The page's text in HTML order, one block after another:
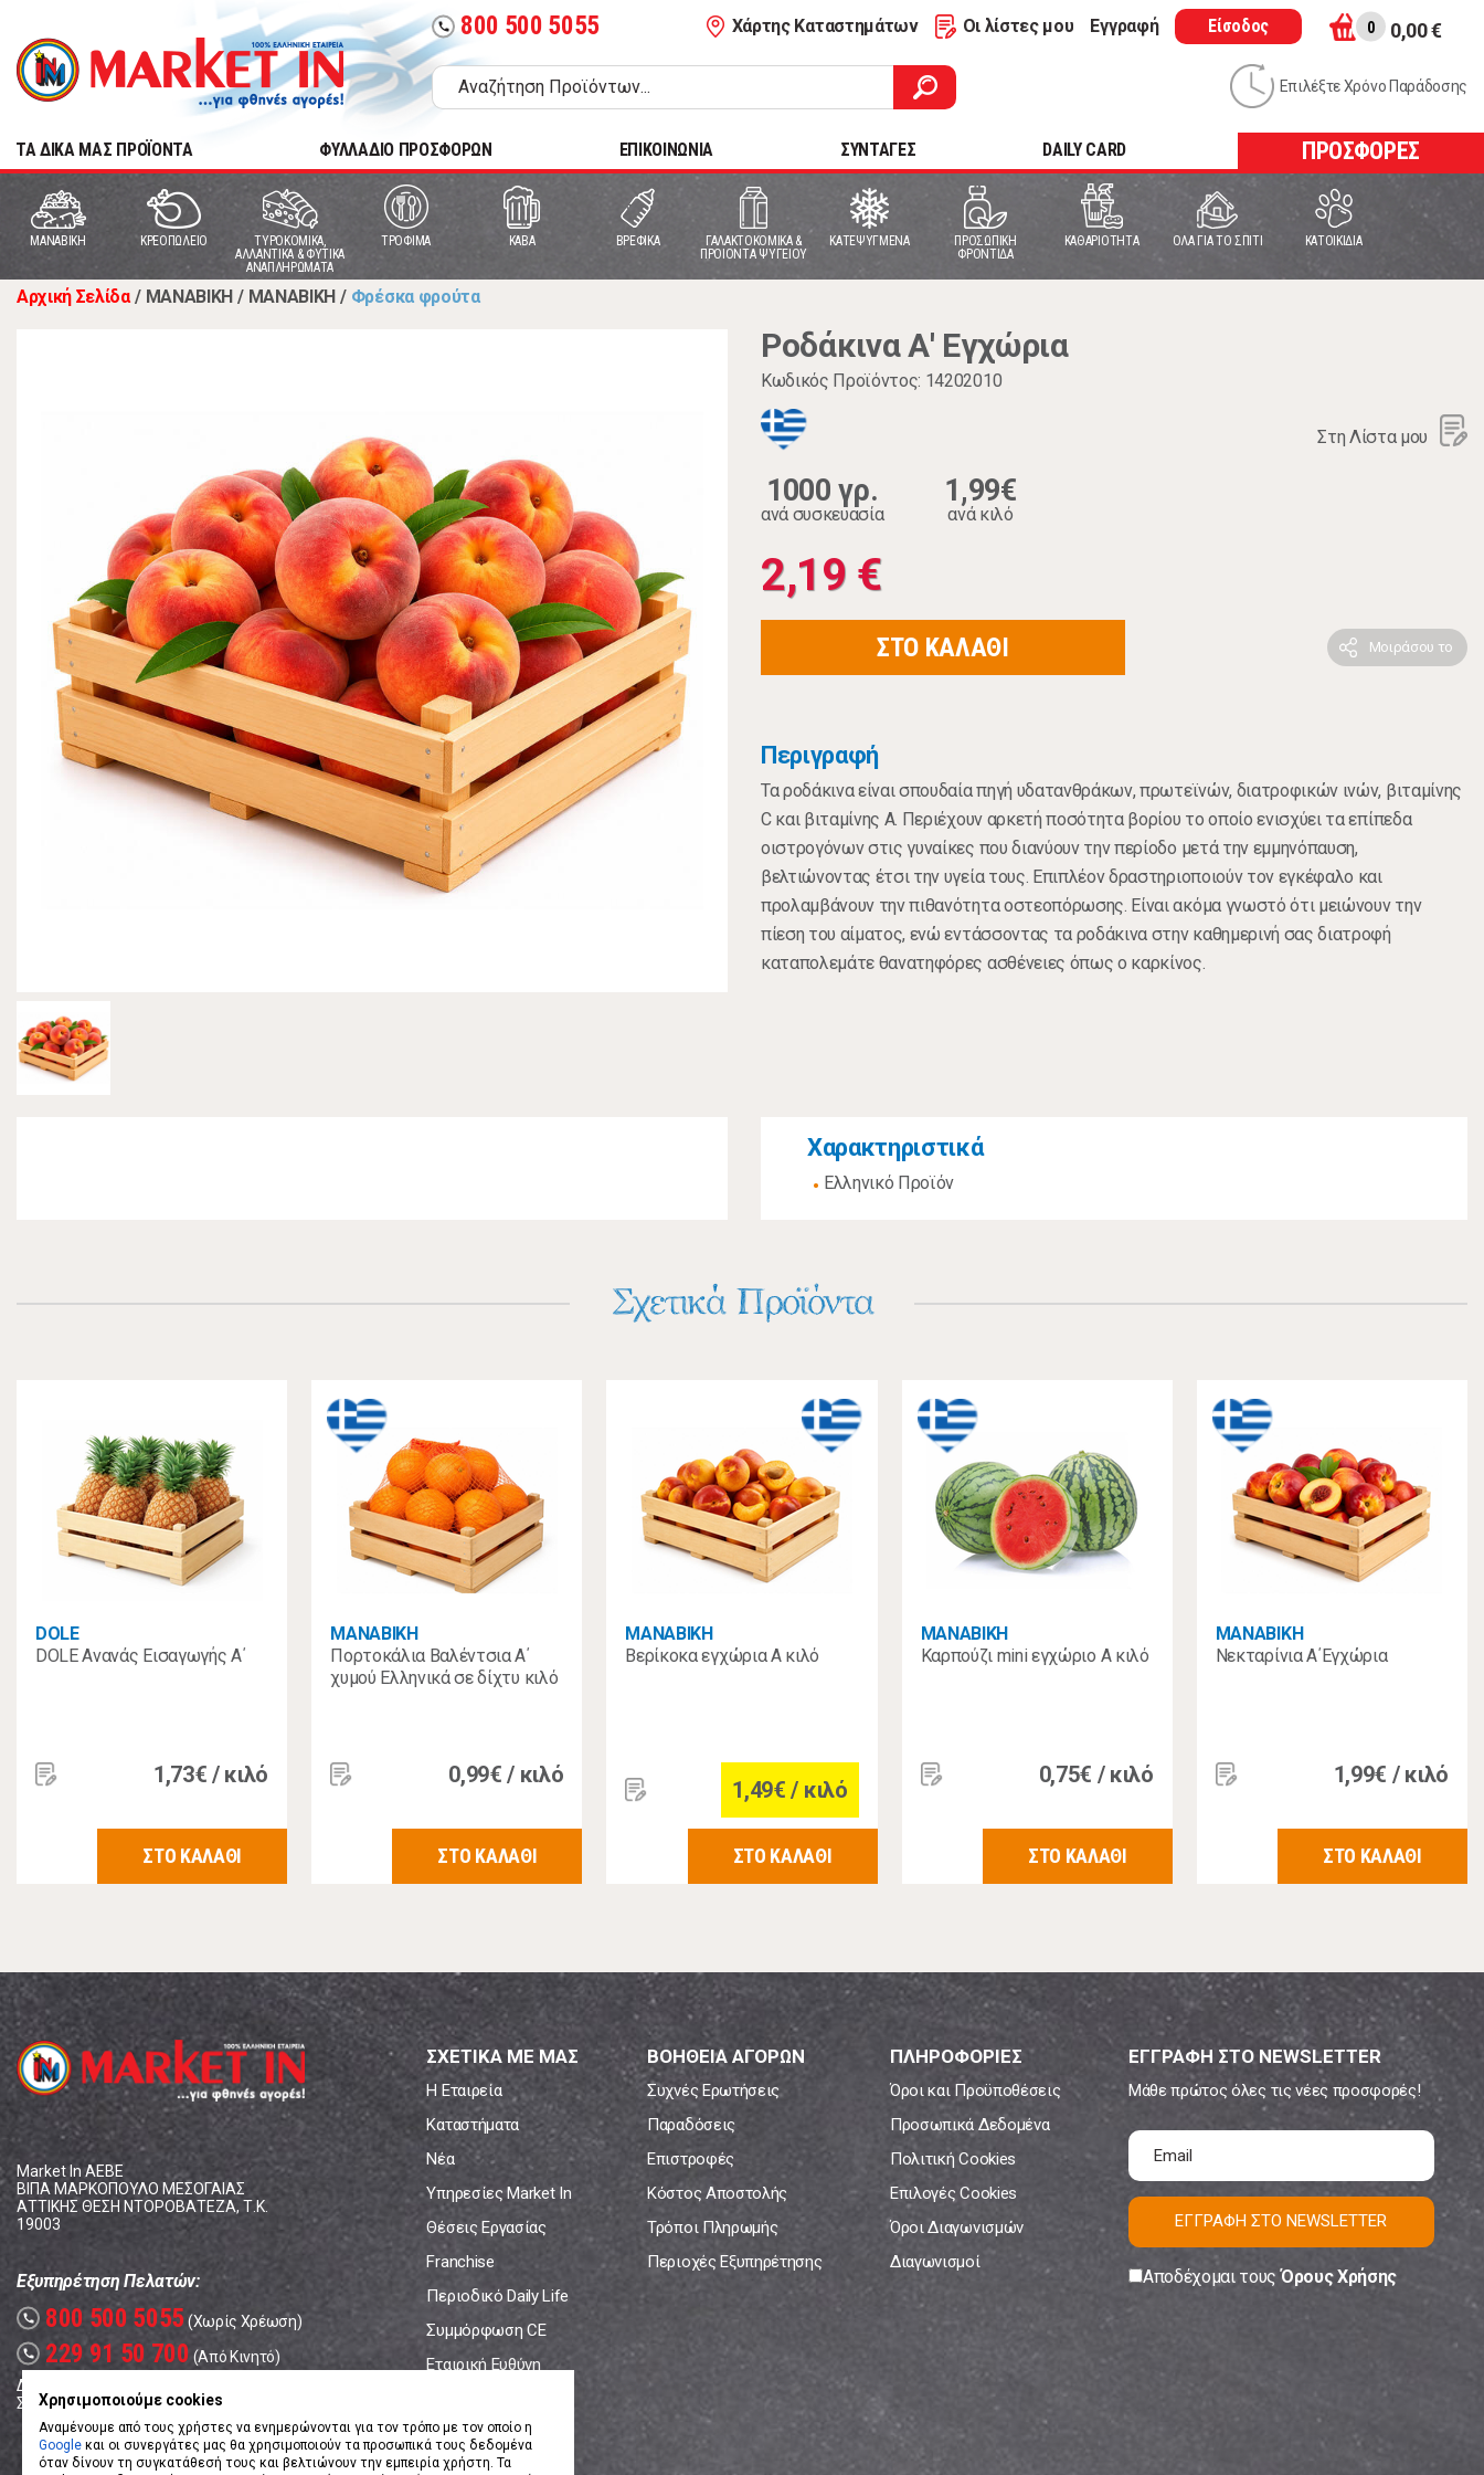
call 800 500 5055 Χάρτης Καταστημάτων Οι λίστες μου Εγγραφή Είσοδος 0 0,00 €
Επιλέξτε Χρόνο Παράδοσης
TA ΔΙΚΑ ΜΑΣ ΠΡΟΪΟΝΤΑ ΦΥΛΛΑΔΙΟ ΠΡΟΣΦΟΡΩΝ ΕΠΙΚΟΙΝΩΝΙΑ ΣΥΝΤΑΓΕΣ DAILY CARD ΠΡΟΣΦΟΡΕΣ
MANABIKH ΚΡΕΟΠΩΛΕΙΟ
ΤΥΡΟΚΟΜΙΚΑ,
ΑΛΛΑΝΤΙΚΑ & ΦΥΤΙΚΑ
ΑΝΑΠΛΗΡΩΜΑΤΑ
ΤΡΟΦΙΜΑ ΚΑΒΑ ΒΡΕΦΙΚΑ
ΓΑΛΑΚΤΟΚΟΜΙΚΑ &
ΠΡΟΙΟΝΤΑ ΨΥΓΕΙΟΥ
ΚΑΤΕΨΥΓΜΕΝΑ
ΠΡΟΣΩΠΙΚΗ
ΦΡΟΝΤΙΔΑ
ΚΑΘΑΡΙΟΤΗΤΑ ΟΛΑ ΓΙΑ ΤΟ ΣΠΙΤΙ ΚΑΤΟΙΚΙΔΙΑ
Αρχική Σελίδα / MANABIKH / MANABIKH / Φρέσκα φρούτα
Ροδάκινα Α' Εγχώρια
Κωδικός Προϊόντος: 14202010
Στη Λίστα μου
1000 γρ.
ανά συσκευασία
1,99€
ανά κιλό
2,19 €
ΣΤΟ ΚΑΛΑΘΙ Μοιράσου το
Περιγραφή
Τα ροδάκινα είναι σπουδαία πηγή υδατανθράκων, πρωτεϊνών, διατροφικών ινών, βιταμίνης
C και βιταμίνης A. Περιέχουν αρκετή ποσότητα βορίου το οποίο ενισχύει τα επίπεδα
οιστρογόνων στις γυναίκες που διανύουν την περίοδο μετά την εμμηνόπαυση,
βελτιώνοντας έτσι την υγεία τους. Επιπλέον δραστηριοποιούν τον εγκέφαλο και
προλαμβάνουν την πιθανότητα οστεοπόρωσης. Είναι ακόμα γνωστό ότι μειώνουν την
πίεση του αίματος, ενώ εντάσσοντας τα ροδάκινα στην καθημερινή σας διατροφή
καταπολεμάτε θανατηφόρες ασθένειες όπως ο καρκίνος.
Χαρακτηριστικά
Ελληνικό Προϊόν
Σχετικά Προϊόντα
DOLE
DOLE Ανανάς Εισαγωγής A΄
1,73€ / κιλό
ΣΤΟ ΚΑΛΑΘΙ
MANABIKH
Πορτοκάλια Βαλέντσια Α΄
χυμού Ελληνικά σε δίχτυ κιλό
0,99€ / κιλό
ΣΤΟ ΚΑΛΑΘΙ
MANABIKH
Βερίκοκα εγχώρια Α κιλό
1,49€ / κιλό
ΣΤΟ ΚΑΛΑΘΙ
MANABIKH
Καρπούζι mini εγχώριο Α κιλό
0,75€ / κιλό
ΣΤΟ ΚΑΛΑΘΙ
MANABIKH
Νεκταρίνια Α΄Εγχώρια
1,99€ / κιλό
ΣΤΟ ΚΑΛΑΘΙ
Market In ΑΕΒΕ
ΒΙΠΑ ΜΑΡΚΟΠΟΥΛΟ ΜΕΣΟΓΑΙΑΣ
ΑΤΤΙΚΗΣ ΘΕΣΗ ΝΤΟΡΟΒΑΤΕΖΑ, Τ.Κ.
19003
Εξυπηρέτηση Πελατών:
call 800 500 5055 (Χωρίς Χρέωση)
call 229 91 50 700 (Από Κινητό)
Δευτέρα - Παρασκευή: 08:00 - 17:00
Σάββατο: 08:00 – 14:00
ΣΧΕΤΙΚΑ ΜΕ ΜΑΣ
Η Εταιρεία
Καταστήματα
Νέα
Υπηρεσίες Market In
Θέσεις Εργασίας
Franchise
Περιοδικό Daily Life
Συμμόρφωση CE
Εταιρική Ευθύνη
ΒΟΗΘΕΙΑ ΑΓΟΡΩΝ
Συχνές Ερωτήσεις
Παραδόσεις
Επιστροφές
Κόστος Αποστολής
Τρόποι Πληρωμής
Περιοχές Εξυπηρέτησης
ΠΛΗΡΟΦΟΡΙΕΣ
Όροι και Προϋποθέσεις
Προσωπικά Δεδομένα
Πολιτική Cookies
Επιλογές Cookies
Όροι Διαγωνισμών
Διαγωνισμοί
ΕΓΓΡΑΦΗ ΣΤΟ NEWSLETTER
Μάθε πρώτος όλες τις νέες προσφορές!
ΕΓΓΡΑΦΗ ΣΤΟ NEWSLETTER
Αποδέχομαι τουςΌρους Χρήσης
Χρησιμοποιούμε cookies
Αναμένουμε από τους χρήστες να ενημερώνονται για τον τρόπο με τον οποίο η
Google και οι συνεργάτες μας θα χρησιμοποιούν τα προσωπικά τους δεδομένα
όταν δίνουν τη συγκατάθεσή τους και βελτιώνουν την εμπειρία χρήστη. Τα